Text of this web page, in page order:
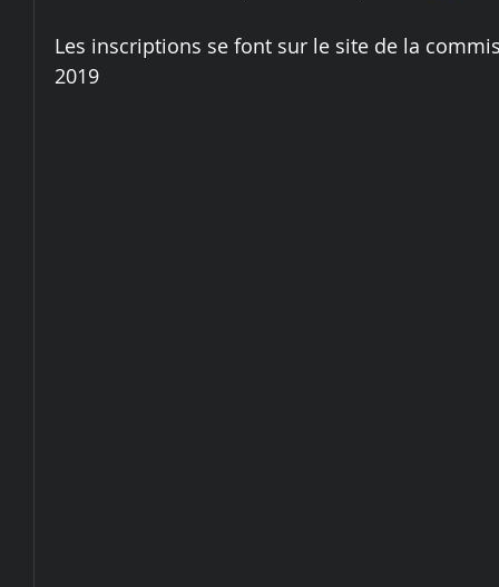
Les inscriptions se font sur le site de la
2019